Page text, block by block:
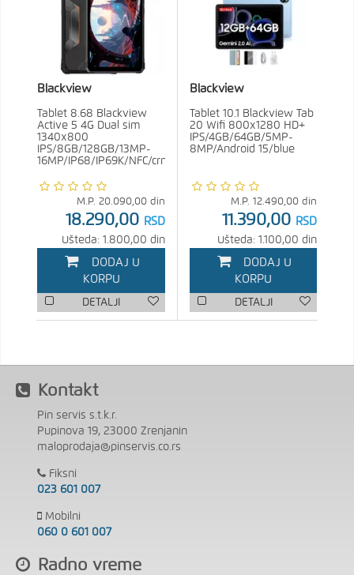
Blackview
Tablet 8.68 Blackview
Active 5 4G Dual sim
1340x800
IPS/8GB/128GB/13MP-
16MP/IP68/IP69K/NFC/crna
M.P. 20.090,00 din
18.290,00 RSD
Ušteda: 1.800,00 din
DODAJ U
KORPU
DETALJI
Blackview
Tablet 10.1 Blackview Tab
20 Wifi 800x1280 HD+
IPS/4GB/64GB/5MP-
8MP/Android 15/blue
M.P. 12.490,00 din
11.390,00 RSD
Ušteda: 1.100,00 din
DODAJ U
KORPU
DETALJI
Kontakt
Pin servis s.t.k.r.
Pupinova 19, 23000 Zrenjanin
maloprodaja@pinservis.co.rs
Fiksni
023 601 007
Mobilni
060 0 601 007
Radno vreme